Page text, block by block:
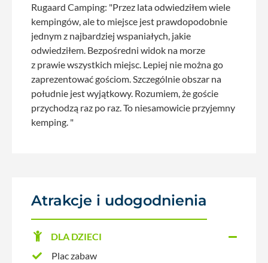
Rugaard Camping: "Przez lata odwiedziłem wiele
kempingów, ale to miejsce jest prawdopodobnie
jednym z najbardziej wspaniałych, jakie
odwiedziłem. Bezpośredni widok na morze
z prawie wszystkich miejsc. Lepiej nie można go
zaprezentować gościom. Szczególnie obszar na
południe jest wyjątkowy. Rozumiem, że goście
przychodzą raz po raz. To niesamowicie przyjemny
kemping. "
Atrakcje i udogodnienia
DLA DZIECI
Plac zabaw